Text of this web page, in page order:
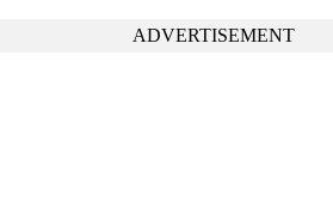
ADVERTISEMENT